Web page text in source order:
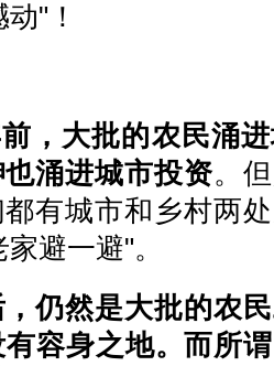
"！
，大批的农民涌
涌进城市投资。
有城市和乡村两
避一避"。
仍然是大批的农
容身之地。而所